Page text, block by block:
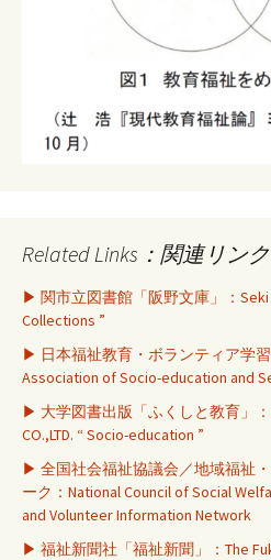
Related Links：関連リンク
▶ 関市立図書館「阪野文庫」：Seki
Collections ”
▶ 日本福祉教育・ボランティア学
Association of Socio-education and
▶ 大学図書出版「ふくしと教育」：
CO.,LTD. “ Socio-education ”
▶ 全国社会福祉協議会／地域福祉
ーク：National Council of Social
and Volunteer Information Network
▶ 福祉新聞社「福祉新聞」：The